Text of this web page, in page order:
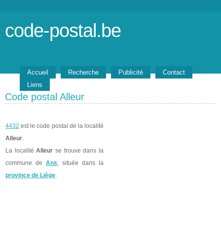
code-postal.be
Accueil Recherche Publicité
Contact
Liens
Code postal Alleur
4432 est le code postal de la localité
Alleur.
La localitéAlleur se trouve dans la
commune de Ans, située dans la
province de Liège.